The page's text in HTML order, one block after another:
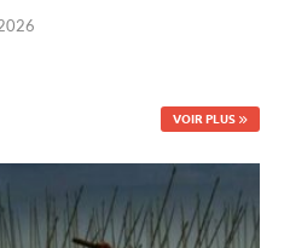
VOIR PLUS